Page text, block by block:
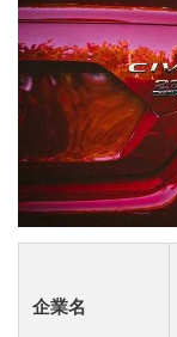
企業名